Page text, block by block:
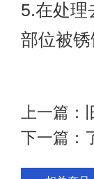
5.在处理
部位被锈
上一篇：
下一篇：